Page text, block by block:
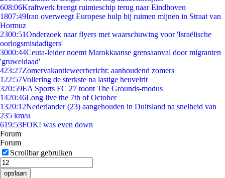
608:06Kraftwerk brengt ruimteschip terug naar Eindhoven
1807:49Iran overweegt Europese hulp bij ruimen mijnen in Straat van
Hormuz
2300:51Onderzoek naar flyers met waarschuwing voor 'Israëlische
oorlogsmisdadigers'
3000:44Ceuta-leider noemt Marokkaanse grensaanval door migranten
'gruweldaad'
423:27Zomervakantieweerbericht: aanhoudend zomers
1 22:57Vollering de sterkste na lastige heuvelrit
320:59EA Sports FC 27 toont The Grounds-modus
1420:46Long live the 7th of October
1320:12Nederlander (23) aangehouden in Duitsland na snelheid van
235 km/u
619:53FOK! was even down
Forum
Forum
Scrollbar gebruiken
opslaan